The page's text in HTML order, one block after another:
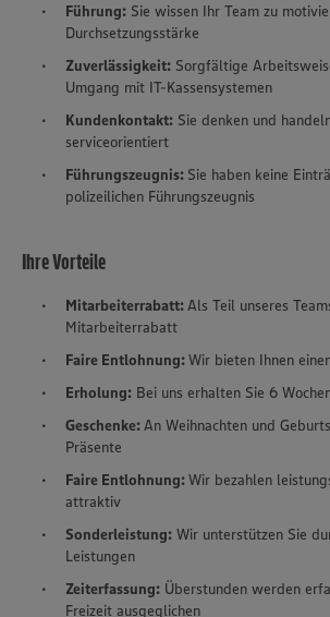
Führung: Sie wissen Ihr Team zu
Durchsetzungsstärke
Zuverlässigkeit: Sorgfältige
Umgang mit IT-Kassensystemen
Kundenkontakt: Sie denken und
serviceorientiert
Führungszeugnis: Sie haben keine
polizeilichen Führungszeugnis
Ihre Vorteile
Mitarbeiterrabatt:Als Teil unseres
Mitarbeiterrabatt
Faire Entlohnung:Wir bieten Ihnen
Erholung: Bei uns erhalten Sie 6
Geschenke:An Weihnachten und
Präsente
Faire Entlohnung:Wir bezahlen
attraktiv
Sonderleistung: Wir unterstützen Sie
Leistungen
Zeiterfassung: Überstunden werden
Freizeit ausgeglichen